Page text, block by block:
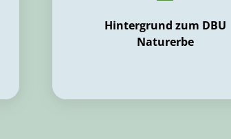
Hintergrund zum DBU
Naturerbe